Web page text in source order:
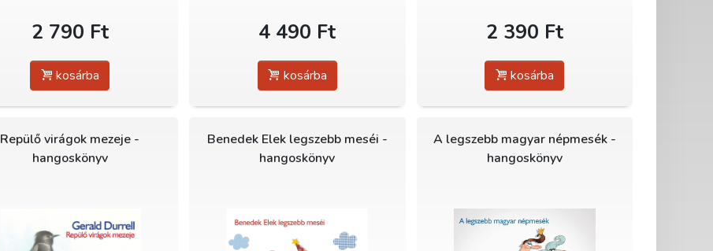
2 790 Ft
kosárba
4 490 Ft
kosárba
2 390 Ft
kosárba
Repülő virágok mezeje -
hangoskönyv
Benedek Elek legszebb meséi -
hangoskönyv
A legszebb magyar népmesék -
hangoskönyv